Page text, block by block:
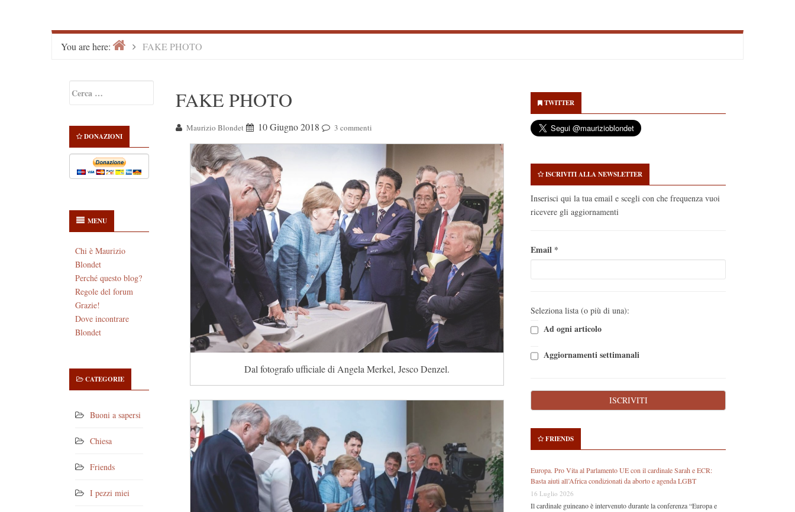
You are here: HomeFAKE PHOTO
Sidebar
per:
DONAZIONI
MENU
Chi è Maurizio
Blondet
Perché questo blog?
Regole del forum
Grazie!
Dove incontrare
Blondet
CATEGORIE
Buoni a sapersi
Chiesa
Friends
I pezzi miei
FAKE PHOTO
Maurizio Blondet 10 Giugno 2018 3 commenti
Dal fotografo ufficiale di Angela Merkel, Jesco Denzel.
Sidebar
TWITTER
ISCRIVITI ALLA NEWSLETTER
Inserisci qui la tua email e scegli con che frequenza vuoi
ricevere gli aggiornamenti
Email *
Seleziona lista (o più di una):
Ad ogni articolo
Aggiornamenti settimanali
FRIENDS
Europa. Pro Vita al Parlamento UE con il cardinale Sarah e ECR:
Basta aiuti all’Africa condizionati da aborto e agenda LGBT
16 Luglio 2026
Il cardinale guineano è intervenuto durante la conferenza “Europa e